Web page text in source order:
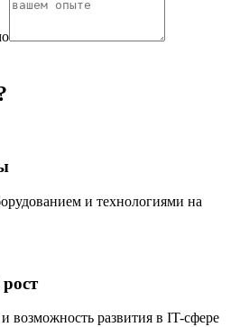
и технологиями на
возможность развития в IT-сфере